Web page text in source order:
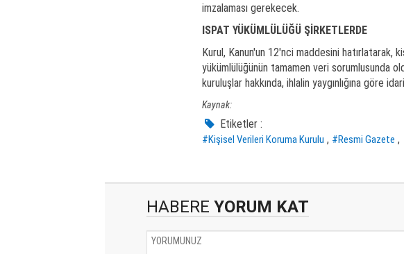
imzalaması gerekecek.
ISPAT YÜKÜMLÜLÜĞÜ ŞİRKETLERDE
Kurul, Kanun'un 12'nci maddesini hatırlatarak,
yükümlülüğünün tamamen veri sorumlusunda
kuruluşlar hakkında, ihlalin yaygınlığına göre
Kaynak:
Etiketler :
#Kişisel Verileri Koruma Kurulu , #Resmi Gazete ,
HABERE YORUM KAT